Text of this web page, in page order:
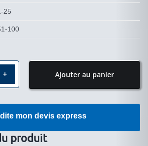
25
100
Ajouter au panier
mon devis express
produit